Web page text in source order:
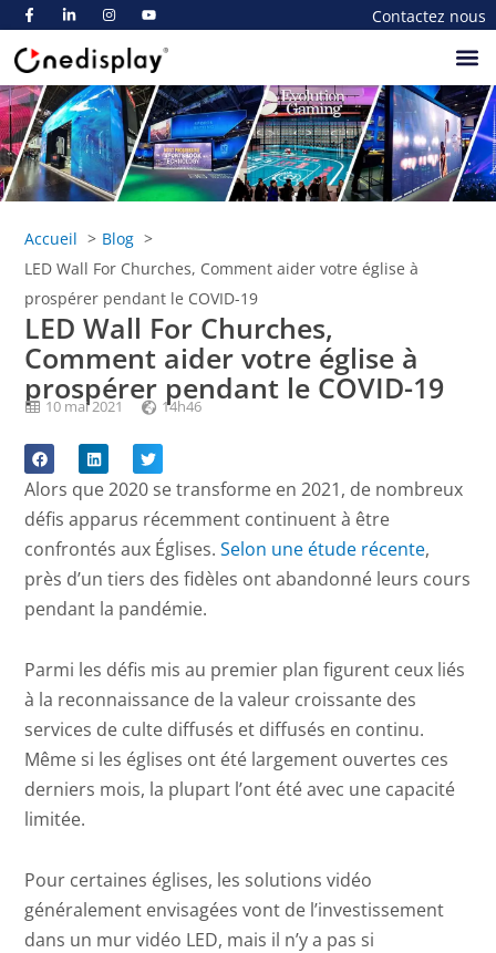
Contactez nous
Accueil
Blog
LED Wall For Churches, Comment aider votre église à
prospérer pendant le COVID-19
LED Wall For Churches,
Comment aider votre église à
prospérer pendant le COVID-19
10 mai 2021 14h46
Alors que 2020 se transforme en 2021, de nombreux
défis apparus récemment continuent à être
confrontés aux Églises.Selon une étude récente,
près d’un tiers des fidèles ont abandonné leurs cours
pendant la pandémie.
Parmi les défis mis au premier plan figurent ceux liés
à la reconnaissance de la valeur croissante des
services de culte diffusés et diffusés en continu.
Même si les églises ont été largement ouvertes ces
derniers mois, la plupart l’ont été avec une capacité
limitée.
Pour certaines églises, les solutions vidéo
généralement envisagées vont de l’investissement
dans un mur vidéo LED, mais il n’y a pas si